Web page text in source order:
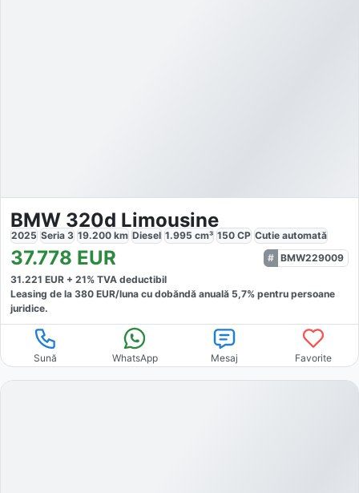
BMW 320d Limousine
2025 Seria 3 19.200 km Diesel 1.995 cm³ 150 CP Cutie automată
37.778 EUR
BMW229009
31.221 EUR + 21% TVA deductibil
Leasing de la 380 EUR/luna cu dobăndă anuală 5,7% pentru persoane
juridice.
Sună WhatsApp Mesaj Favorite